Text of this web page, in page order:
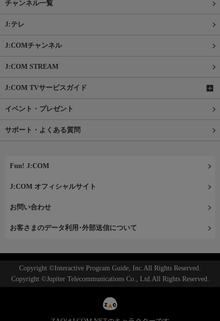
チャンネル一覧
J:テレ
J:COMチャンネル
J:COM STREAM
J:COM TVサービスガイド
イベント・プレゼント
サポート・よくある質問
Fun! J:COM
J:COM オフィシャルサイト
お問い合わせ
お客さまのデータ利用･外部送信について
Copyright ©Interactive Program Guide, Inc.All Rights Reserved.
Copyright ©Jupiter Telecommunications Co., Ltd.All Rights Reserved.